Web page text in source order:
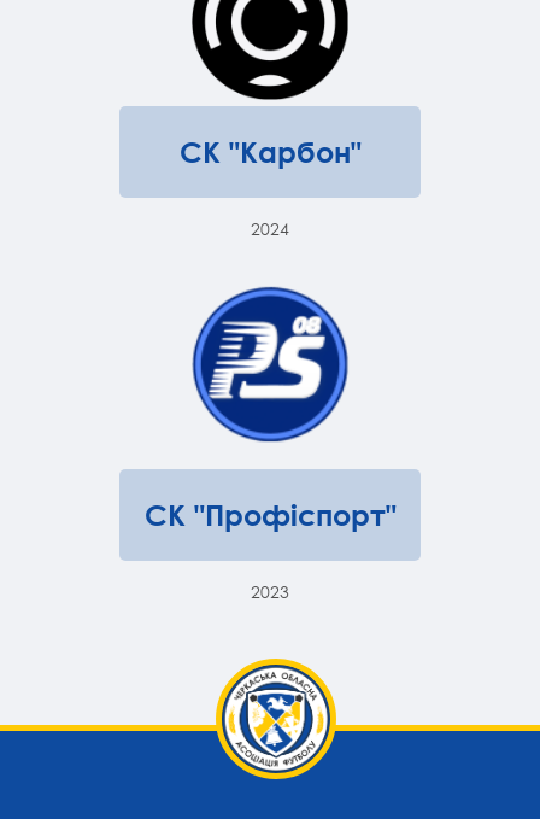
СК "Карбон"
2024
СК "Профіспорт"
2023